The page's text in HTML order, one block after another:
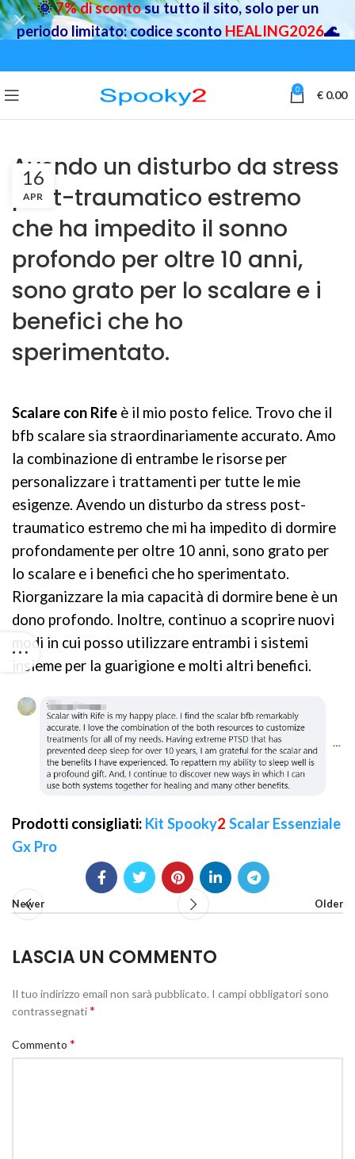
0 € 0.00
Avendo un disturbo da stress
post-traumatico estremo
che ha impedito il sonno
profondo per oltre 10 anni,
sono grato per lo scalare e i
benefici che ho
sperimentato.
16
APR
Scalare con Rife è il mio posto felice. Trovo che il
bfb scalare sia straordinariamente accurato. Amo
la combinazione di entrambe le risorse per
personalizzare i trattamenti per tutte le mie
esigenze. Avendo un disturbo da stress post-
traumatico estremo che mi ha impedito di dormire
profondamente per oltre 10 anni, sono grato per
lo scalare e i benefici che ho sperimentato.
Riorganizzare la mia capacità di dormire bene è un
dono profondo. Inoltre, continuo a scoprire nuovi
modi in cui posso utilizzare entrambi i sistemi
insieme per la guarigione e molti altri benefici.
Prodotti consigliati: Kit Spooky2 Scalar Essenziale
Gx Pro
Newer Older
LASCIA UN COMMENTO
Il tuo indirizzo email non sarà pubblicato. I campi obbligatori sono
contrassegnati*
Commento *
🌞7% di scontosu tutto il sito, solo per un
periodo limitato: codice sconto HEALING2026🌊